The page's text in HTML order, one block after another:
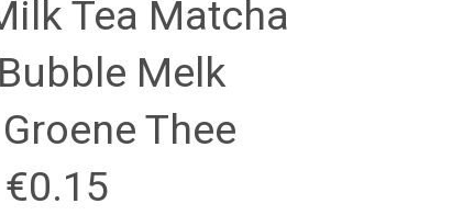
Tea Matcha
Melk
Thee